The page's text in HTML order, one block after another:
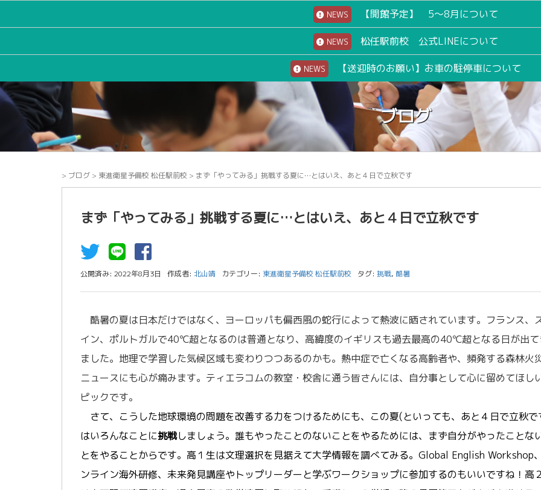
NEWS 【開館予定】 5～8月について
NEWS 松任駅前校 公式LINEについて
NEWS 【送迎時のお願い】お車の駐停車について
ブログ
> ブログ > 東進衛星予備校 松任駅前校 > まず「やってみる」挑戦する夏に…とはいえ、あと４日で立秋です
まず「やってみる」挑戦する夏に…とはいえ、あと４日で立秋です
公開済み: 2022年8月3日 作成者: 北山靖 カテゴリー: 東進衛星予備校 松任駅前校 タグ: 挑戦, 酷暑
酷暑の夏は日本だけではなく、ヨーロッパも偏西風の蛇行によって熱波に晒されています。フランス、
イン、ポルトガルで40℃超となるのは普通となり、高緯度のイギリスも過去最高の40℃超となる日が出て
ました。地理で学習した気候区域も変わりつつあるのかも。熱中症で亡くなる高齢者や、頻発する森林火
ニュースにも心が痛みます。ティエラコムの教室・校舎に通う皆さんには、自分事として心に留めてほし
ピックです。
さて、こうした地球環境の問題を改善する力をつけるためにも、この夏(といっても、あと４日で立秋で
はいろんなことに挑戦しましょう。誰もやったことのないことをやるためには、まず自分がやったことな
とをやることからです。高１生は文理選択を見据えて大学情報を調べてみる。Global English Workshop
ンライン海外研修、未来発見講座やトップリーダーと学ぶワークショップに参加するのもいいですね！高